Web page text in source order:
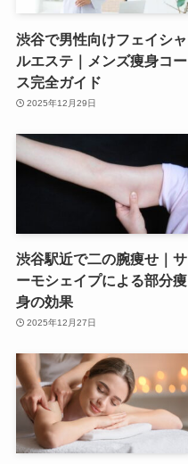
渋谷で男性向けフェイシャ
ルエステ｜メンズ痩身コー
ス完全ガイド
2025年12月29日
渋谷駅近で二の腕痩せ｜サ
ーモシェイプによる部分痩
身の効果
2025年12月27日